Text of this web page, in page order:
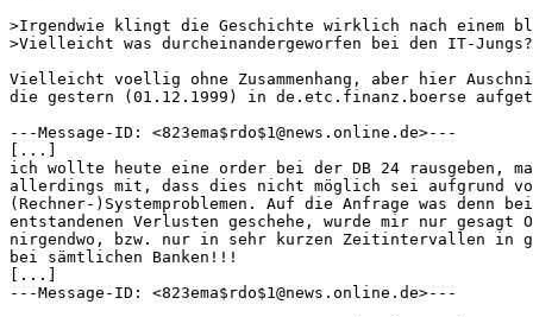
>Irgendwie klingt die Geschichte wirklich nach einem
>Vielleicht was durcheinandergeworfen bei den IT-Jungs?
Vielleicht voellig ohne Zusammenhang, aber hier
die gestern (01.12.1999) in de.etc.finanz.boerse
---Message-ID: <823ema$rdo$1@news.online.de>---
[...]
ich wollte heute eine order bei der DB 24 rausgeben,
allerdings mit, dass dies nicht möglich sei aufgrund
(Rechner-)Systemproblemen. Auf die Anfrage was denn bei
entstandenen Verlusten geschehe, wurde mir nur gesagt
nirgendwo, bzw. nur in sehr kurzen Zeitintervallen in
bei sämtlichen Banken!!!
[...]
---Message-ID: <823ema$rdo$1@news.online.de>---